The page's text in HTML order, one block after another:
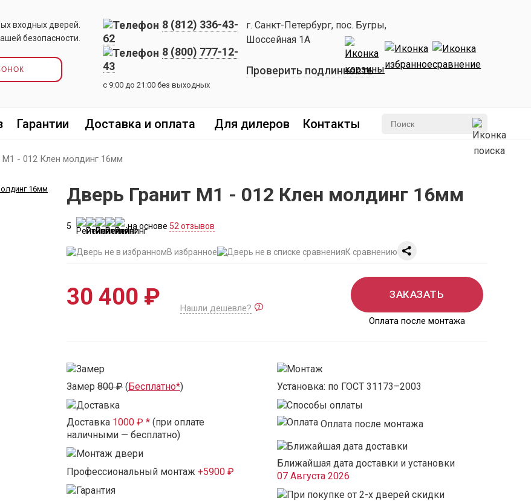
входных дверей.
безопасности.
8 (812) 336-43-
62
8 (800) 777-12-
43
с 9:00 до 21:00 без выходных
г. Санкт-Петербург, пос. Бугры,
Шоссейная 1А
Проверить подлинность
Гарантии Доставка и оплата Для дилеров Контакты
М1 - 012 Клен молдинг 16мм
Дверь Гранит М1 - 012 Клен молдинг 16мм
5 на основе 52 отзывов
В избранное К сравнению
30 400 ₽ Нашли дешевле?
ЗАКАЗАТЬ
Оплата после монтажа
Замер 800 ₽ ( Бесплатно*)
Доставка 1000 ₽ * (при оплате
наличными — бесплатно)
Профессиональный монтаж +5900 ₽
Установка: по ГОСТ 31173–2003
Оплата после монтажа
Ближайшая дата доставки и установки
07 Августа 2026